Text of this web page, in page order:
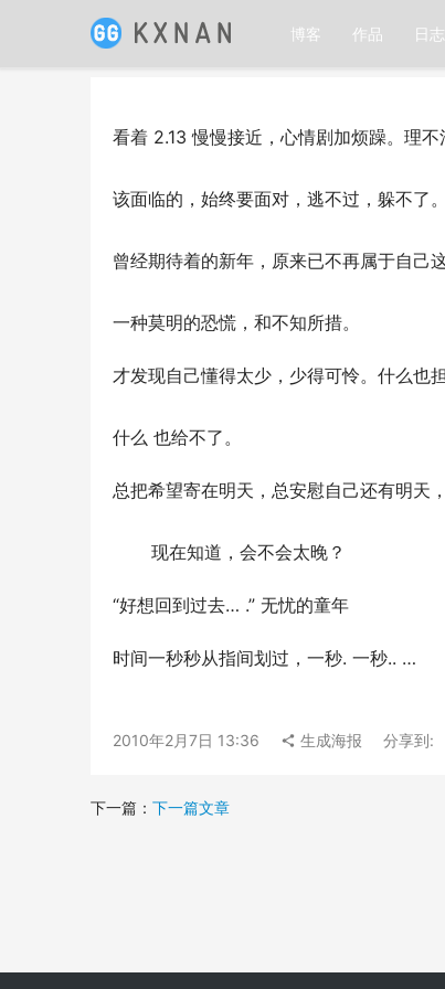
博客 作品 日志
看着 2.13 慢慢接近，心情剧加烦躁。理不
该面临的，始终要面对，逃不过，躲不了。
曾经期待着的新年，原来已不再属于自己这
一种莫明的恐慌，和不知所措。
才发现自己懂得太少，少得可怜。什么也
什么 也给不了。
总把希望寄在明天，总安慰自己还有明天
       现在知道，会不会太晚？
“好想回到过去… .” 无忧的童年
时间一秒秒从指间划过，一秒. 一秒.. …
2010年2月7日 13:36 生成海报 分享到:
下一篇： 下一篇文章